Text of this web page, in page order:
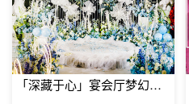
「深藏于心」宴会厅梦幻主